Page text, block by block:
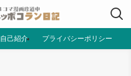
自己紹介 プライバシーポリシー